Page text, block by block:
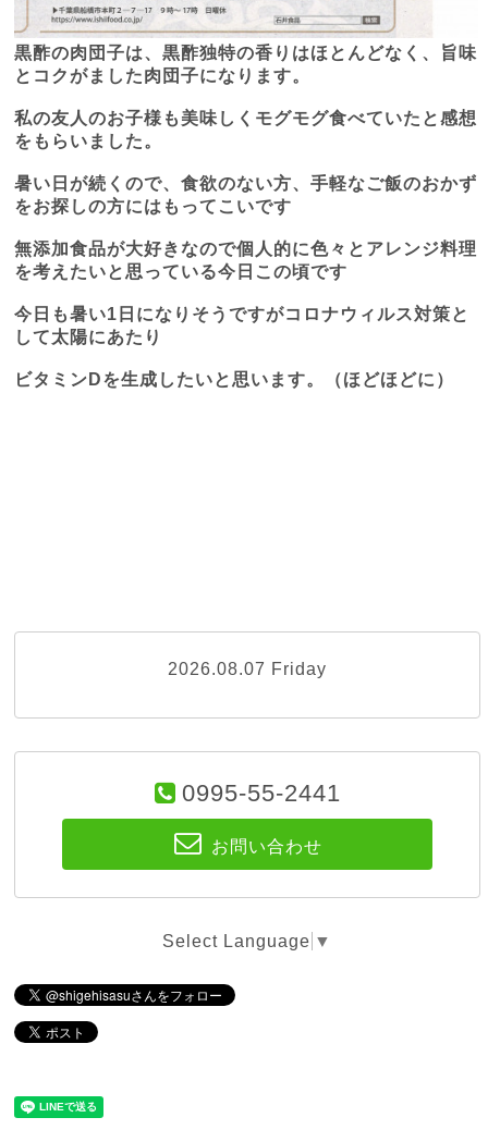
黒酢の肉団子は、黒酢独特の香りはほとんどなく、旨味
とコクがました肉団子になります。
私の友人のお子様も美味しくモグモグ食べていたと感想
をもらいました。
暑い日が続くので、食欲のない方、手軽なご飯のおかず
をお探しの方にはもってこいです
無添加食品が大好きなので個人的に色々とアレンジ料理
を考えたいと思っている今日この頃です
今日も暑い1 日になりそうですがコロナウィルス対策と
して太陽にあたり
ビタミン Dを生成したいと思います。（ほどほどに）
2026.08.07 Friday
0995-55-2441
お問い合わせ
Select Language ▼